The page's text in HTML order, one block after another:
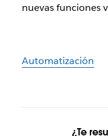
nuevas funciones
Automatización
¿Te